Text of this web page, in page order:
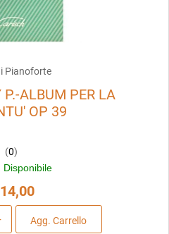
Pianoforte
ALBUM PER LA
OP 39
(0)
Disponibile
Agg. Carrello